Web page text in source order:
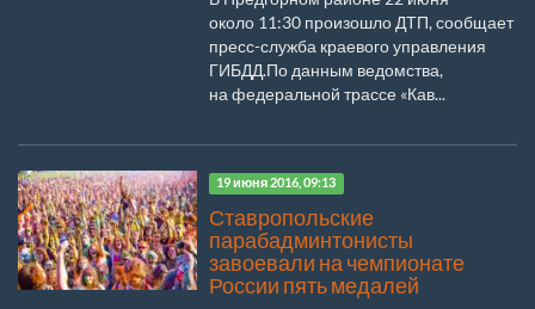
около 11:30 произошло ДТП, сообщает
пресс-служба краевого управления
ГИБДД.По данным ведомства,
на федеральной трассе «Кав...
19 июня 2016, 09:13
Ставропольские
парабадминтонисты
завоевали на чемпионате
России пять медалей